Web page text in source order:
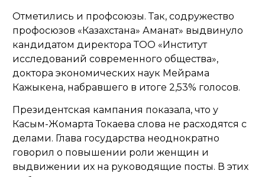
Отметились и профсоюзы. Так, содружество
профосюзов «Казахстана» Аманат» выдвинуло
кандидатом директора ТОО «Институт
исследований современного общества»,
доктора экономических наук Мейрама
Кажыкена, набравшего в итоге 2,53% голосов.
Президентская кампания показала, что у
Касым-Жомарта Токаева слова не расходятся с
делами. Глава государства неоднократно
говорил о повышении роли женщин и
выдвижении их на руководящие посты. В этих